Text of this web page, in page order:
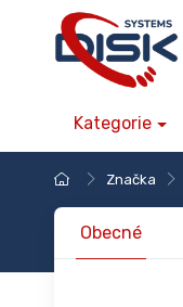
Kategorie
Značka
Obecné